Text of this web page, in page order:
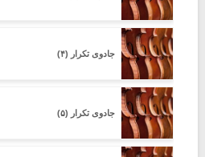
جادوی تکرار (۴)
جادوی تکرار (۵)